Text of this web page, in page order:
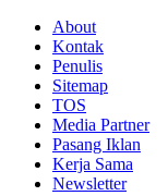
About
Kontak
Penulis
Sitemap
TOS
Media Partner
Pasang Iklan
Kerja Sama
Newsletter